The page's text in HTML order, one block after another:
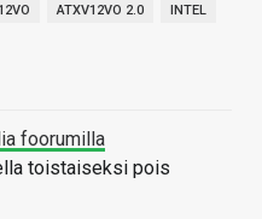
ATXV12VO 2.0 INTEL
foorumilla
toistaiseksi pois